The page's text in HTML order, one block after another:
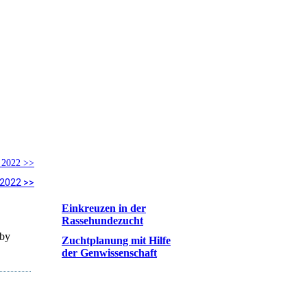
>>
>>
Einkreuzen in der
Rassehundezucht
Zuchtplanung mit Hilfe
der Genwissenschaft